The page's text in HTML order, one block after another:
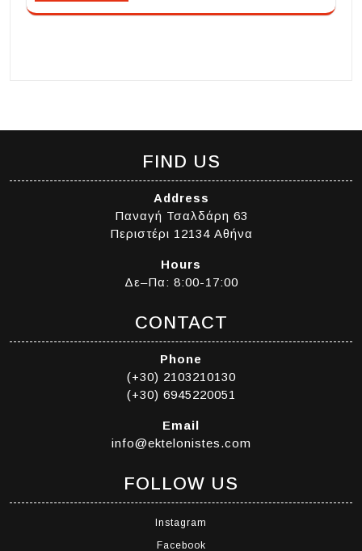
FIND US
Address
Παναγή Τσαλδάρη 63
Περιστέρι 12134 Αθήνα
Hours
Δε–Πα: 8:00-17:00
CONTACT
Phone
(+30) 2103210130
(+30) 6945220051
Email
info@ektelonistes.com
FOLLOW US
Instagram
Facebook